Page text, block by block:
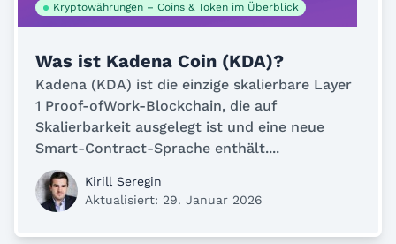
Kryptowährungen – Coins & Token im Überblick
Was ist Kadena Coin (KDA)?
Kadena (KDA) ist die einzige skalierbare Layer
1 Proof-ofWork-Blockchain, die auf
Skalierbarkeit ausgelegt ist und eine neue
Smart-Contract-Sprache enthält....
Kirill Seregin
Aktualisiert: 29. Januar 2026